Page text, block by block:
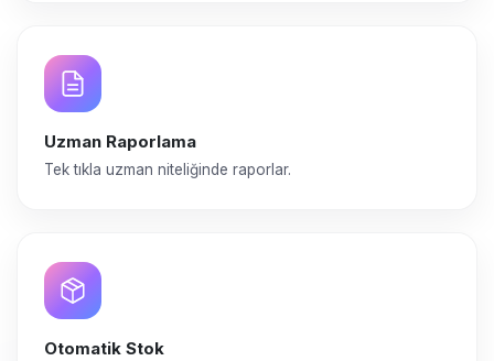
Uzman Raporlama
Tek tıkla uzman niteliğinde raporlar.
Otomatik Stok